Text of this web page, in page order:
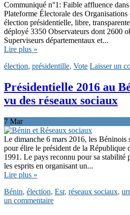
Communiqué n°1: Faible affluence
Plateforme Électorale des
élection présidentielle, libre,
déployé 3350 Observateurs dont 2600
Superviseurs départementaux et...
Lire plus »
élection, présidentille, Vote Laisser un
Présidentielle 2016 au
vu des réseaux sociaux
7 Mar
Le dimanche 6 mars 2016, les Béninois
pour élire le président de la République
1991. Le pays reconnu pour sa stabilité
les esprits en organisant un...
Lire plus »
Bénin, élection, Esr, réseaux sociaux,
un commentaire